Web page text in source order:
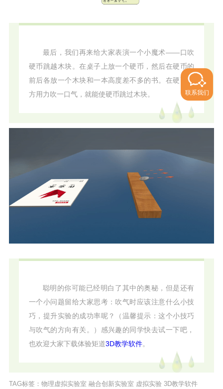
最后，我们再来给大家表演一个小魔术——口吹
硬币跳越木块。在桌子上放一个硬币，然后在硬币的
前后各放一个木块和一本高度差不多的书。在硬币上
方用力吹一口气，就能使硬币跳过木块。
聪明的你可能已经明白了其中的奥秘，但是还有
一个小问题留给大家思考：吹气时应该注意什么小技
巧，提升实验的成功率呢？（温馨提示：这个小技巧
与吹气的方向有关。）感兴趣的同学快去试一下吧，
也欢迎大家下载体验矩道3D教学软件。
TAG标签： 物理虚拟实验室 融合创新实验室 虚拟实验 3D教学软件
联系我们